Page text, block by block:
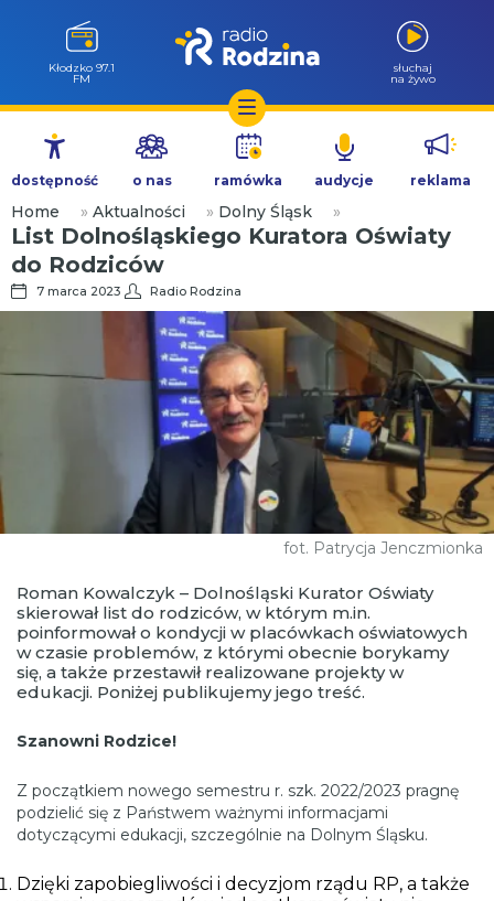
Przejdź
treści
Kłodzko 97.1
FM
słuchaj
na żywo
dostępność o nas ramówka audycje reklama
Home » Aktualności » Dolny Śląsk »
List Dolnośląskiego Kuratora Oświaty
do Rodziców
7 marca 2023 Radio Rodzina
fot. Patrycja Jenczmionka
Roman Kowalczyk – Dolnośląski Kurator Oświaty
skierował list do rodziców, w którym m.in.
poinformował o kondycji w placówkach oświatowych
w czasie problemów, z którymi obecnie borykamy
się, a także przestawił realizowane projekty w
edukacji. Poniżej publikujemy jego treść.
Szanowni Rodzice!
Z początkiem nowego semestru r. szk. 2022/2023 pragnę
podzielić się z Państwem ważnymi informacjami
dotyczącymi edukacji, szczególnie na Dolnym Śląsku.
Dzięki zapobiegliwości i decyzjom rządu RP, a także